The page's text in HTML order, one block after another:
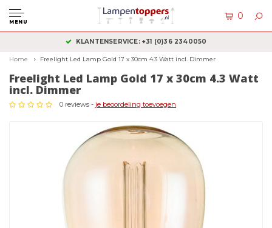
MENU
0
KLANTENSERVICE: +31 (0)36 2340050
Home Freelight Led Lamp Gold 17 x 30cm 4.3 Watt incl. Dimmer
Freelight Led Lamp Gold 17 x 30cm 4.3 Watt
incl. Dimmer
0 reviews - je beoordeling toevoegen